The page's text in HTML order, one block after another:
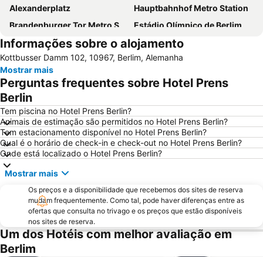
Alexanderplatz
Hauptbahnhof Metro Station
Brandenburger Tor Metro Station
Estádio Olímpico de Berlim
Uber Arena
Potsdamer Platz
Zoo Berlim
Neukölln
Alexanderplatz Metro Station
Schöneberg
Nollendorfplatz Metro Station
Checkpoint Charlie
Kreuzberg
Spandau
Tropical Islands Resort
Ilha dos Museus - Museumsinsel
ITB - Berlin
Centro Histórico de Potsdam
Jannowitzbrücke Metro Station
Centrum Judaicum
Friedrichstraße
KaDeWe
Kurfürstendamm
IFA - Internationale Funkausstellung
Catedral de Berlim
Tempelhof
Informações sobre o alojamento
Kottbusser Damm 102, 10967, Berlim, Alemanha
Mostrar mais
Perguntas frequentes sobre Hotel Prens
Berlin
Tem piscina no Hotel Prens Berlin?
Animais de estimação são permitidos no Hotel Prens Berlin?
Tem estacionamento disponível no Hotel Prens Berlin?
Qual é o horário de check-in e check-out no Hotel Prens Berlin?
Onde está localizado o Hotel Prens Berlin?
Mostrar mais
Os preços e a disponibilidade que recebemos dos sites de reserva
mudam frequentemente. Como tal, pode haver diferenças entre as
ofertas que consulta no trivago e os preços que estão disponíveis
nos sites de reserva.
Um dos Hotéis com melhor avaliação em
Berlim